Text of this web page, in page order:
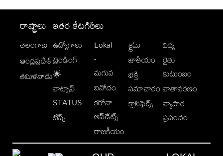
రాష్ట్రాలు
తెలంగాణ
ఆంధ్రప్రదేశ్
తమిళనాడు
ఇతర కేటగిరీలు
ఉద్యోగాలు
ట్రెండింగ్
🌟
వాట్సాప్
STATUS
టిప్స్
Lokal
-
మగువ
వినోదం
కరోనా
అప్‌డేట్స్
రాజకీయం
క్రైమ్
జాతీయం
భక్తి
సమాచారం
క్లాసిఫైడ్స్
విద్య
రైతు
కుటుంబం
వాతావరణం
వ్యాపార
ప్రపంచం